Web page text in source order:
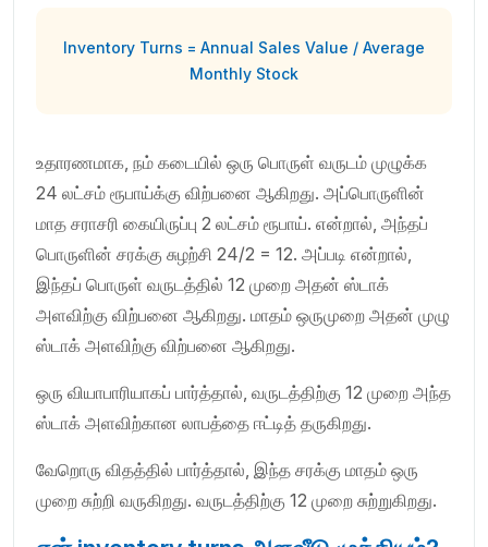
Inventory Turns = Annual Sales Value / Average
Monthly Stock
உதாரணமாக, நம் கடையில் ஒரு பொருள் வருடம் முழுக்க
24 லட்சம் ரூபாய்க்கு விற்பனை ஆகிறது. அப்பொருளின்
மாத சராசரி கையிருப்பு 2 லட்சம் ரூபாய். என்றால், அந்தப்
பொருளின் சரக்கு சுழற்சி 24/2 = 12. அப்படி என்றால்,
இந்தப் பொருள் வருடத்தில் 12 முறை அதன் ஸ்டாக்
அளவிற்கு விற்பனை ஆகிறது. மாதம் ஒருமுறை அதன் முழு
ஸ்டாக் அளவிற்கு விற்பனை ஆகிறது.
ஒரு வியாபாரியாகப் பார்த்தால், வருடத்திற்கு 12 முறை அந்த
ஸ்டாக் அளவிற்கான லாபத்தை ஈட்டித் தருகிறது.
வேறொரு விதத்தில் பார்த்தால், இந்த சரக்கு மாதம் ஒரு
முறை சுற்றி வருகிறது. வருடத்திற்கு 12 முறை சுற்றுகிறது.